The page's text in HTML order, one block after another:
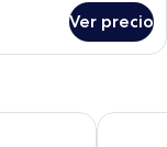
Ver precio